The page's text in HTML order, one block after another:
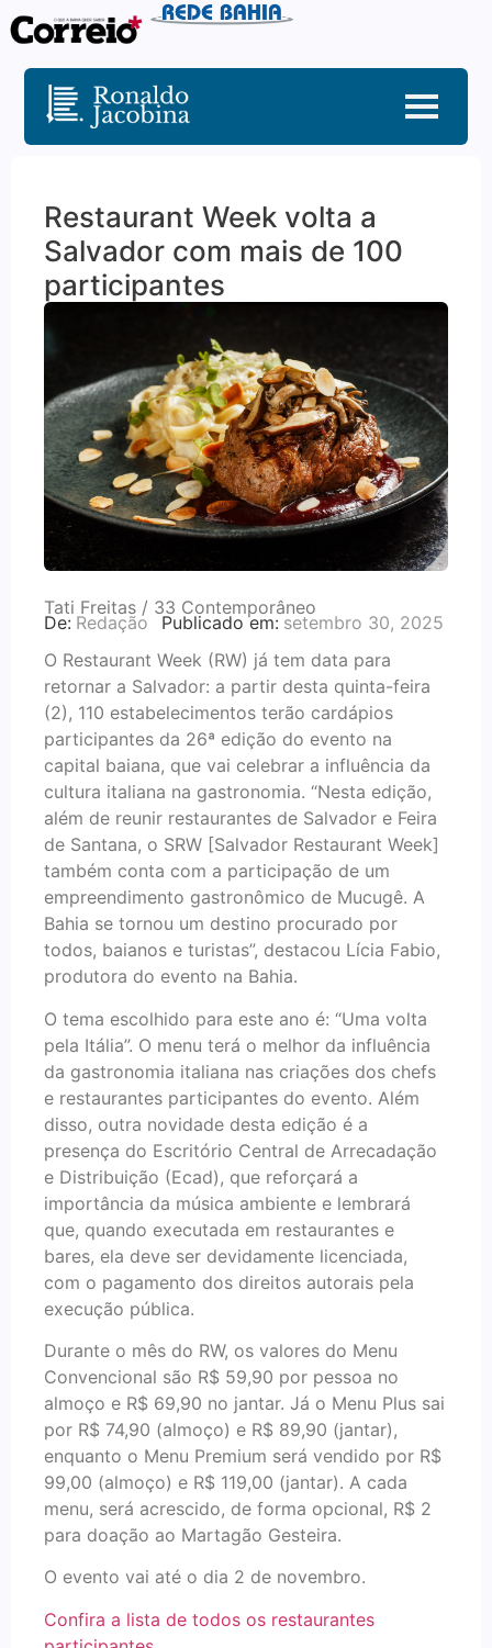
Restaurant Week volta a
Salvador com mais de 100
participantes
Tati Freitas / 33 Contemporâneo
De: Redação Publicado em: setembro 30, 2025
O Restaurant Week (RW) já tem data para
retornar a Salvador: a partir desta quinta-feira
(2), 110 estabelecimentos terão cardápios
participantes da 26ª edição do evento na
capital baiana, que vai celebrar a influência da
cultura italiana na gastronomia. “Nesta edição,
além de reunir restaurantes de Salvador e Feira
de Santana, o SRW [Salvador Restaurant Week]
também conta com a participação de um
empreendimento gastronômico de Mucugê. A
Bahia se tornou um destino procurado por
todos, baianos e turistas”, destacou Lícia Fabio,
produtora do evento na Bahia.
O tema escolhido para este ano é: “Uma volta
pela Itália”. O menu terá o melhor da influência
da gastronomia italiana nas criações dos chefs
e restaurantes participantes do evento. Além
disso, outra novidade desta edição é a
presença do Escritório Central de Arrecadação
e Distribuição (Ecad), que reforçará a
importância da música ambiente e lembrará
que, quando executada em restaurantes e
bares, ela deve ser devidamente licenciada,
com o pagamento dos direitos autorais pela
execução pública.
Durante o mês do RW, os valores do Menu
Convencional são R$ 59,90 por pessoa no
almoço e R$ 69,90 no jantar. Já o Menu Plus sai
por R$ 74,90 (almoço) e R$ 89,90 (jantar),
enquanto o Menu Premium será vendido por R$
99,00 (almoço) e R$ 119,00 (jantar). A cada
menu, será acrescido, de forma opcional, R$ 2
para doação ao Martagão Gesteira.
O evento vai até o dia 2 de novembro.
Confira a lista de todos os restaurantes